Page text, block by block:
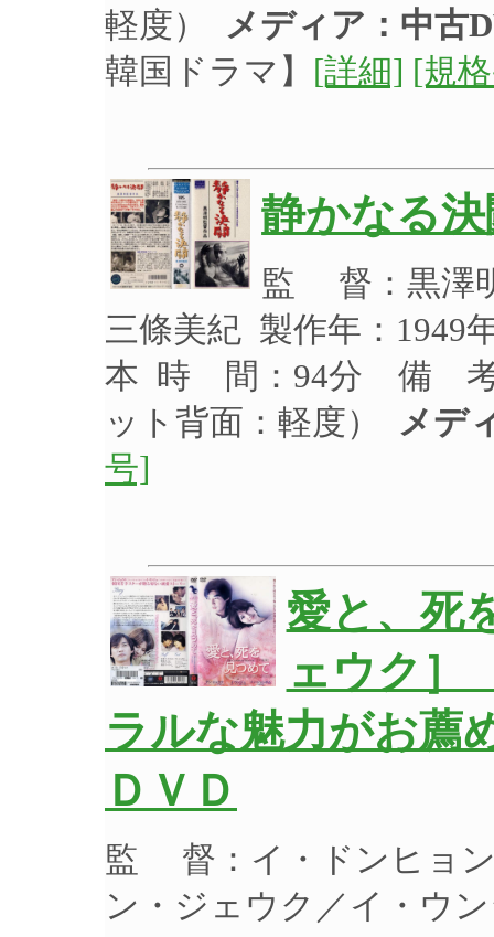
軽度）
メディア：中古
韓国ドラマ】 [詳細] [規
静かなる
監 督：黒澤
三條美紀 製作年：1949
本 時 間：94分 備 考
ット背面：軽度） メデ
号]
愛と、死
ェウク］
ラルな魅力がお
ＤＶＤ
監 督：イ・ドンヒョ
ン・ジェウク／イ・ウ